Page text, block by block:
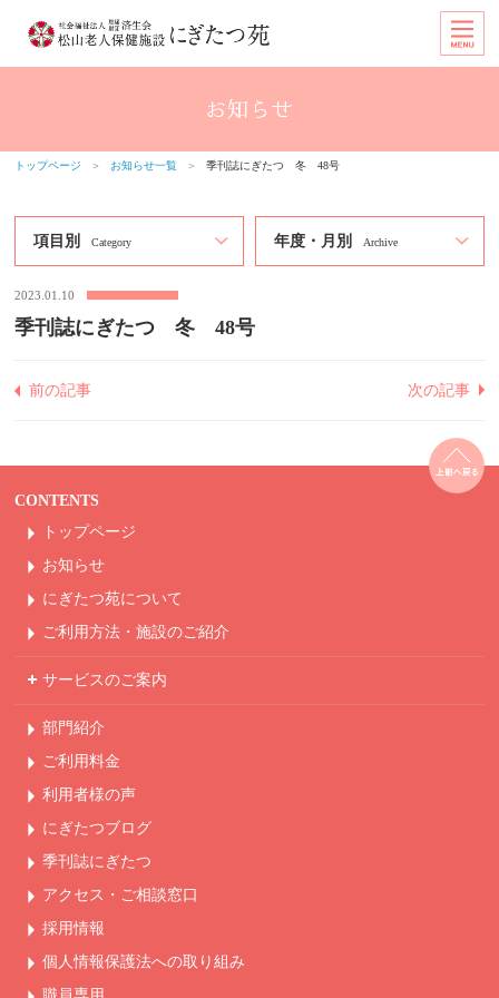
トップページ ＞ お知らせ一覧 ＞ 季刊誌にぎたつ 冬 48号
項目別 Category 年度・月別 Archive
2023.01.10
季刊誌にぎたつ 冬 48号
前の記事 次の記事
CONTENTS
トップページ
お知らせ
にぎたつ苑について
ご利用方法・ 施設のご紹介
サービスのご案内
部門紹介
ご利用料金
利用者様の声
にぎたつブログ
季刊誌にぎたつ
アクセス・ご相談窓口
採用情報
個人情報保護法への取り組み